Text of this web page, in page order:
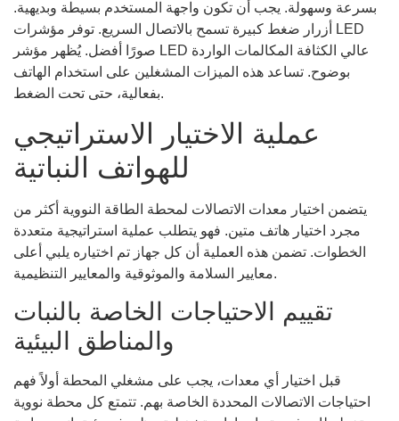
بسرعة وسهولة. يجب أن تكون واجهة المستخدم بسيطة وبديهية.
أزرار ضغط كبيرة تسمح بالاتصال السريع. توفر مؤشرات LED
صورًا أفضل. يُظهر مؤشر LED عالي الكثافة المكالمات الواردة
بوضوح. تساعد هذه الميزات المشغلين على استخدام الهاتف
بفعالية، حتى تحت الضغط.
عملية الاختيار الاستراتيجي
للهواتف النباتية
يتضمن اختيار معدات الاتصالات لمحطة الطاقة النووية أكثر من
مجرد اختيار هاتف متين. فهو يتطلب عملية استراتيجية متعددة
الخطوات. تضمن هذه العملية أن كل جهاز تم اختياره يلبي أعلى
معايير السلامة والموثوقية والمعايير التنظيمية.
تقييم الاحتياجات الخاصة بالنبات
والمناطق البيئية
قبل اختيار أي معدات، يجب على مشغلي المحطة أولاً فهم
احتياجات الاتصالات المحددة الخاصة بهم. تتمتع كل محطة نووية